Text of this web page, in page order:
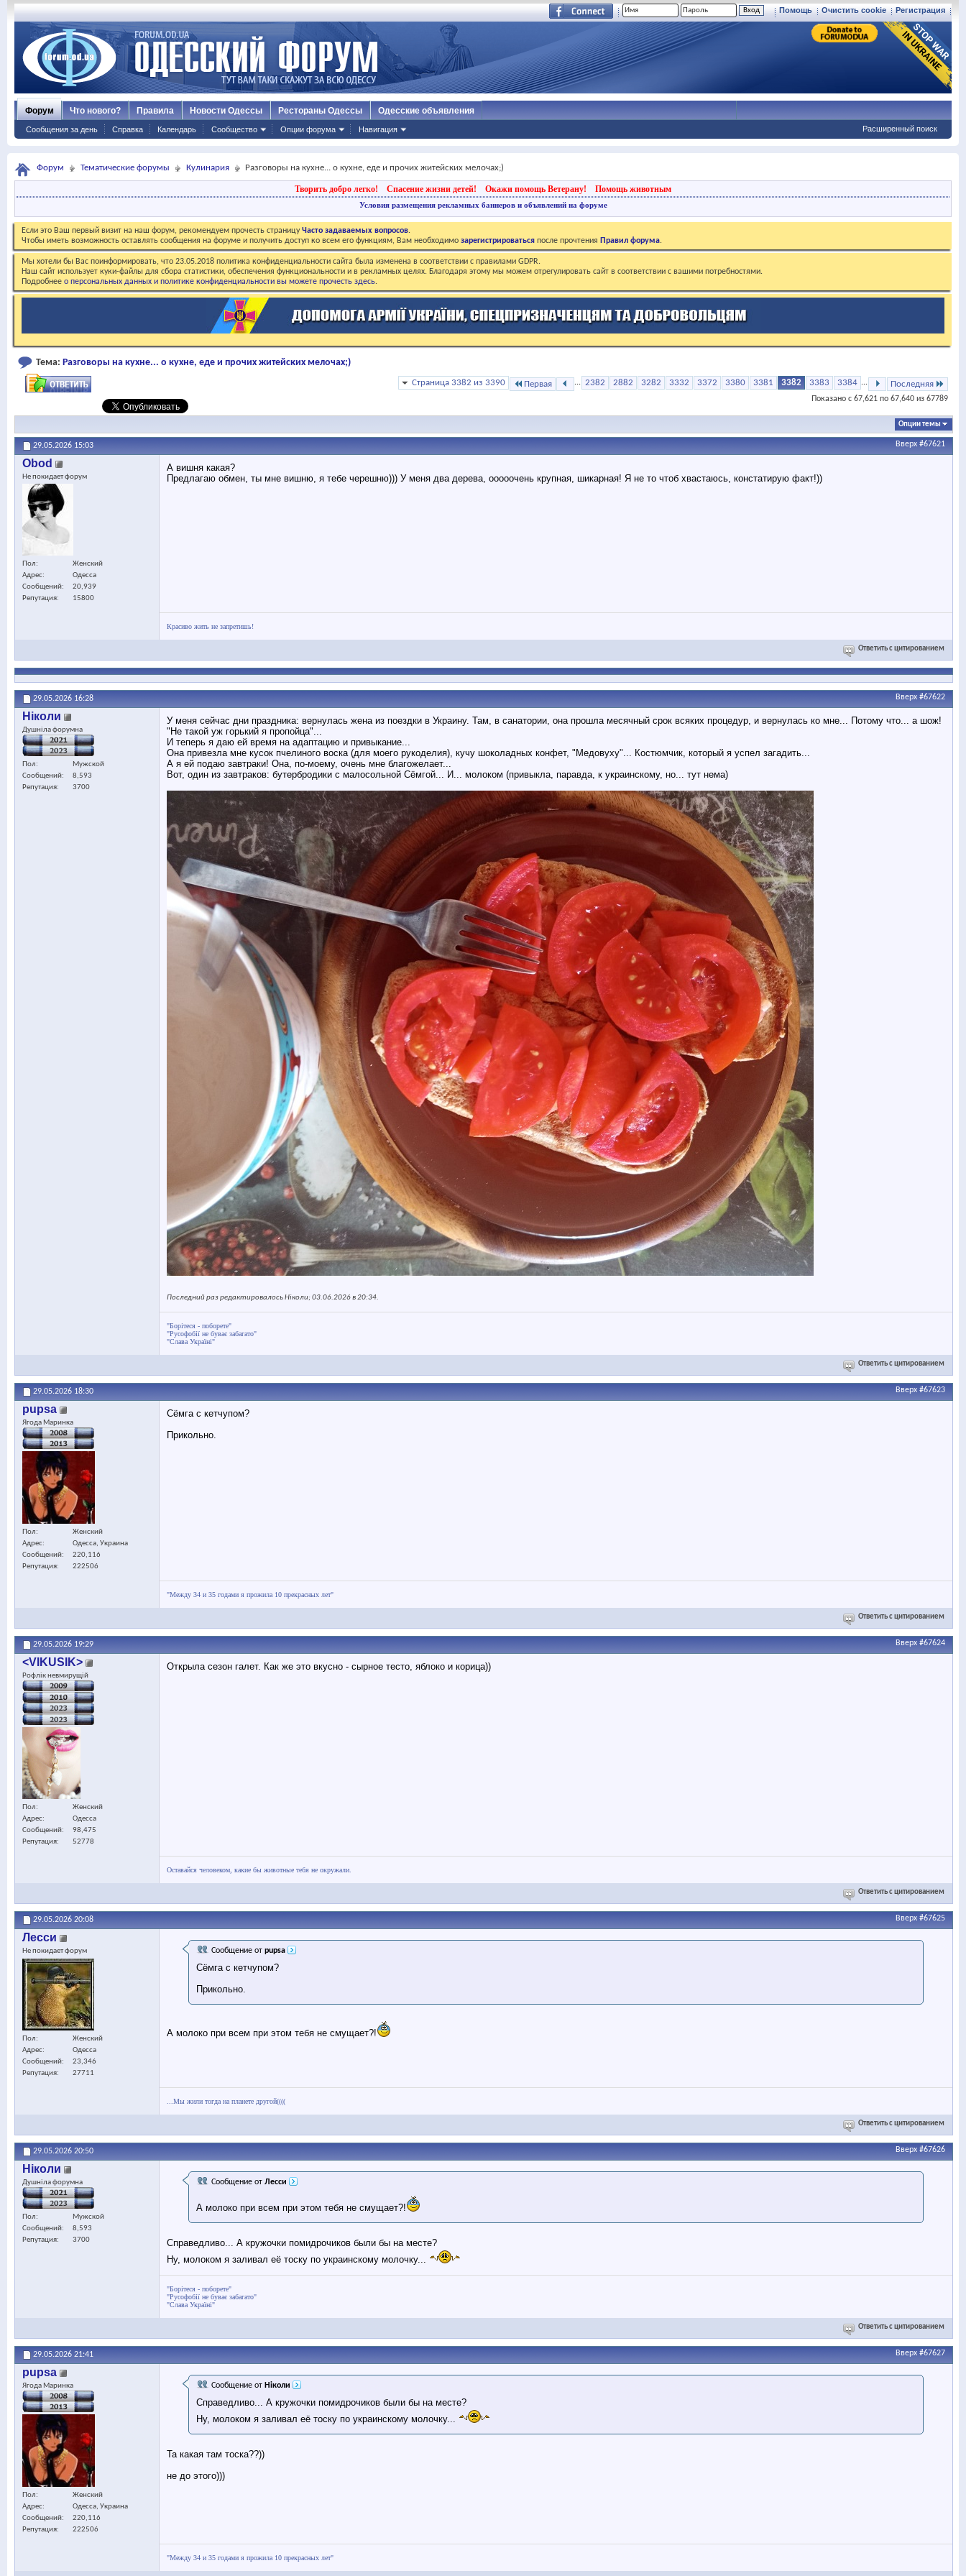
Регистрация
Очистить cookie
Помощь
Форум
Сообщения за день Справка Календарь Сообщество Опции форума Навигация
Что нового? Правила Новости Одессы Рестораны Одессы Одесские объявления
Расширенный поиск
Форум Тематические форумы Кулинария Разговоры на кухне... о кухне, еде и прочих житейских мелочах;)
Творить добро легко! Спасение жизни детей! Окажи помощь Ветерану! Помощь животным
Условия размещения рекламных баннеров и объявлений на форуме
Если это Ваш первый визит на наш форум, рекомендуем прочесть страницуЧасто задаваемых вопросов.
Чтобы иметь возможность оставлять сообщения на форуме и получить доступ ко всем его функциям, Вам необходимо зарегистрироваться после прочтения Правил форума.
Мы хотели бы Вас поинформировать, что 23.05.2018 политика конфиденциальности сайта была изменена в соответствии с правилами GDPR.
Наш сайт использует куки-файлы для сбора статистики, обеспечения функциональности и в рекламных целях. Благодаря этому мы можем отрегулировать сайт в соответствии с вашими потребностями.
Подробнее о персональных данных и политике конфиденциальности вы можете прочесть здесь.
Тема: Разговоры на кухне... о кухне, еде и прочих житейских мелочах;)
Страница 3382 из 3390 Первая ... 2382 2882 3282 3332 3372 3380 3381 3382 3383 3384 ... Последняя
Показано с 67,621 по 67,640 из 67789
Опции темы
29.05.2026 15:03 Вверх #67621
Obod
Не покидает форум
Пол
Женский
Адрес
Одесса
Сообщений
20,939
Репутация
15800
А вишня какая?
Предлагаю обмен, ты мне вишню, я тебе черешню))) У меня два дерева, ооооочень крупная, шикарная! Я не то чтоб хвастаюсь, констатирую факт!))
Красиво жить не запретишь!
Ответить с цитированием
29.05.2026 16:28 Вверх #67622
Ніколи
Душніла форумна
Пол
Мужской
Сообщений
8,593
Репутация
3700
У меня сейчас дни праздника: вернулась жена из поездки в Украину. Там, в санатории, она прошла месячный срок всяких процедур, и вернулась ко мне... Потому что... а шож!
"Не такой уж горький я пропойца"...
И теперь я даю ей время на адаптацию и привыкание...
Она привезла мне кусок пчелиного воска (для моего рукоделия), кучу шоколадных конфет, "Медовуху"... Костюмчик, который я успел загадить...
А я ей подаю завтраки! Она, по-моему, очень мне благожелает...
Вот, один из завтраков: бутербродики с малосольной Сёмгой... И... молоком (привыкла, паравда, к украинскому, но... тут нема)
Последний раз редактировалось Ніколи; 03.06.2026 в20:34.
"Борітеся - поборете"
"Русофобії не буває забагато"
"Слава Україні"
Ответить с цитированием
29.05.2026 18:30 Вверх #67623
pupsa
Ягода Маринка
Пол
Женский
Адрес
Одесса, Украина
Сообщений
220,116
Репутация
222506
Сёмга с кетчупом?
Прикольно.
"Между 34 и 35 годами я прожила 10 прекрасных лет"
Ответить с цитированием
29.05.2026 19:29 Вверх #67624
<VIKUSIK>
Рофлік невмирущій
Пол
Женский
Адрес
Одесса
Сообщений
98,475
Репутация
52778
Открыла сезон галет. Как же это вкусно - сырное тесто, яблоко и корица))
Оставайся человеком, какие бы животные тебя не окружали.
Ответить с цитированием
29.05.2026 20:08 Вверх #67625
Лесси
Не покидает форум
Пол
Женский
Адрес
Одесса
Сообщений
23,346
Репутация
27711
Сообщение от pupsa
Сёмга с кетчупом?
Прикольно.
А молоко при всем при этом тебя не смущает?!
...Мы жили тогда на планете другой((((
Ответить с цитированием
29.05.2026 20:50 Вверх #67626
Ніколи
Душніла форумна
Пол
Мужской
Сообщений
8,593
Репутация
3700
Сообщение от Лесси
А молоко при всем при этом тебя не смущает?!
Справедливо... А кружочки помидрочиков были бы на месте?
Ну, молоком я заливал её тоску по украинскому молочку...
"Борітеся - поборете"
"Русофобії не буває забагато"
"Слава Україні"
Ответить с цитированием
29.05.2026 21:41 Вверх #67627
pupsa
Ягода Маринка
Пол
Женский
Адрес
Одесса, Украина
Сообщений
220,116
Репутация
222506
Сообщение от Ніколи
Справедливо... А кружочки помидрочиков были бы на месте?
Ну, молоком я заливал её тоску по украинскому молочку...
Та какая там тоска??))
не до этого)))
"Между 34 и 35 годами я прожила 10 прекрасных лет"